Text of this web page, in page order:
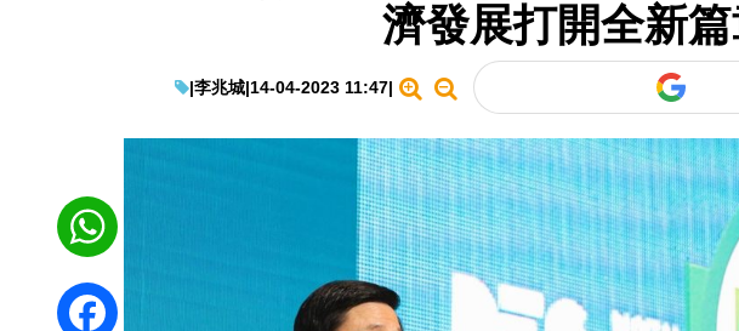
濟發展打開全新
|李兆城|14-04-2023 11:47|
WhatsApp